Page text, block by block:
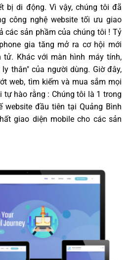
bị di động. Vì vậy, chúng tôi đã
công nghệ website tối ưu giao
các sản phầm của chúng tôi ! Tỷ
gia tăng mở ra cơ hội mới
tử. Khác với màn hình máy tính,
thân" của người dùng. Giờ đây,
web, tìm kiếm và mua sắm mọi
tự hào rằng : Chúng tôi là 1 trong
website đầu tiên tại Quảng Bình
giao diện mobile cho các sản